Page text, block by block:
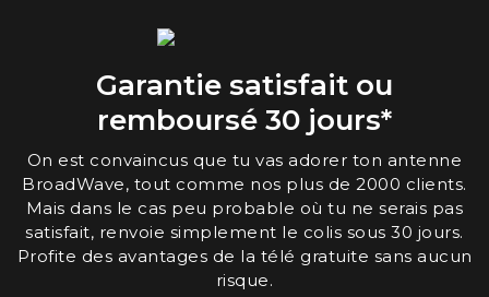
Garantie satisfait ou
remboursé 30 jours*
On est convaincus que tu vas adorer ton antenne
BroadWave, tout comme nos plus de 2000 clients.
Mais dans le cas peu probable où tu ne serais pas
satisfait, renvoie simplement le colis sous 30 jours.
Profite des avantages de la télé gratuite sans aucun
risque.